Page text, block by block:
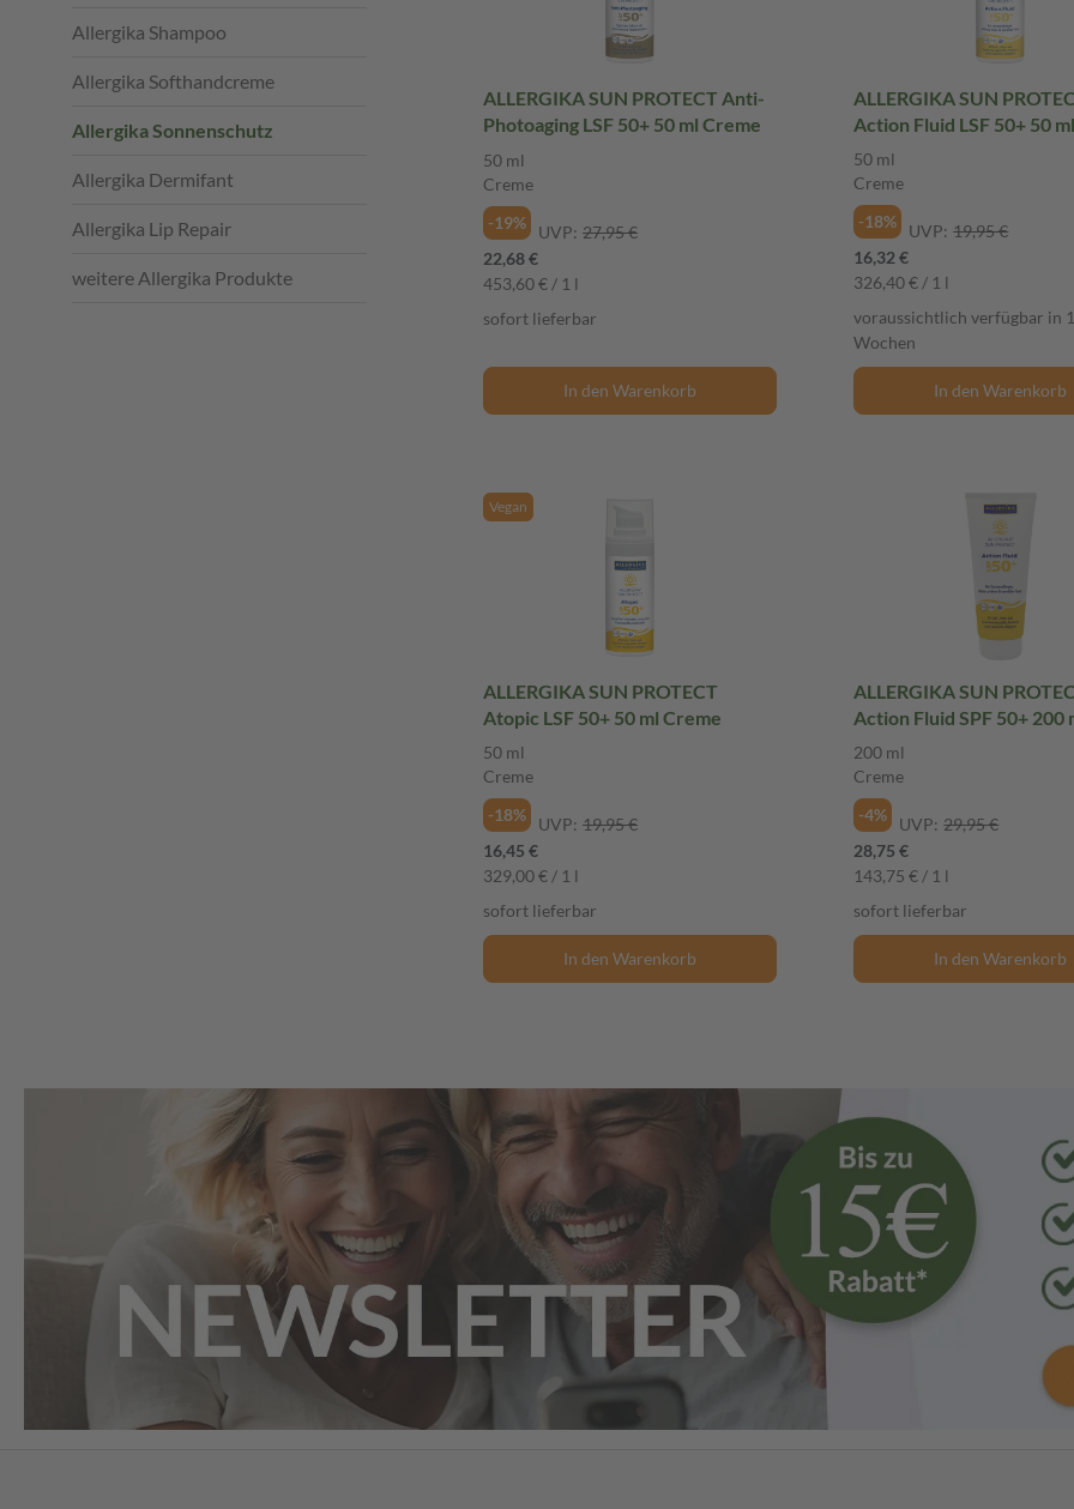
Allergika Shampoo
Allergika Softhandcreme
Allergika Sonnenschutz
Allergika Dermifant
Allergika Lip Repair
weitere Allergika Produkte
ALLERGIKA SUN PROTECT Anti-
Photoaging LSF 50+ 50 ml Creme
50 ml
Creme
-19%
UVP: 27,95 €
22,68 €
453,60 € / 1 l
sofort lieferbar
In den Warenkorb
ALLERGIKA SUN
Action Fluid LSF 50+ 50
50 ml
Creme
-18%
UVP: 19,95 €
16,32 €
326,40 € / 1 l
voraussichtlich verfügbar in
Wochen
In den Warenkorb
Vegan
ALLERGIKA SUN PROTECT
Atopic LSF 50+ 50 ml Creme
50 ml
Creme
-18%
UVP: 19,95 €
16,45 €
329,00 € / 1 l
sofort lieferbar
In den Warenkorb
ALLERGIKA SUN
Action Fluid SPF 50+ 200
Creme
200 ml
Creme
-4%
UVP: 29,95 €
28,75 €
143,75 € / 1 l
sofort lieferbar
In den Warenkorb